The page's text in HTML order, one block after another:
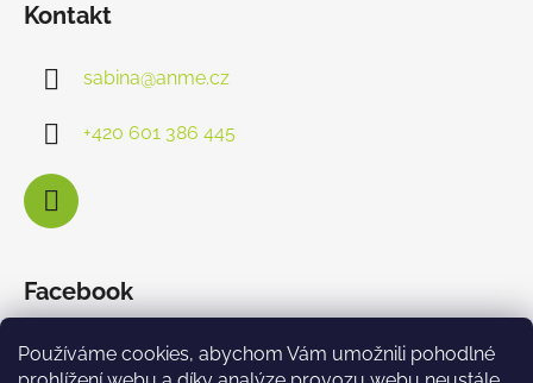
Používáme cookies, abychom Vám umožnili pohodlné
Kontakt
sabina@anme.cz
+420 601 386 445
Facebook